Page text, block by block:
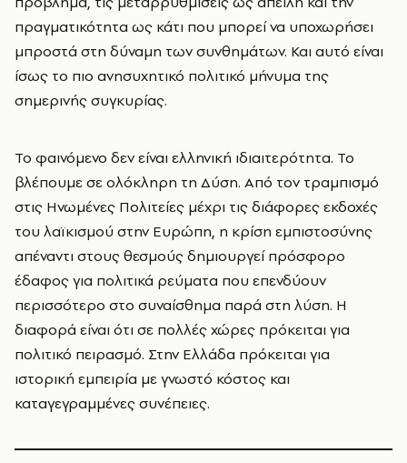
πραγματικότητα ως κάτι που μπορεί να υποχωρήσει
μπροστά στη δύναμη των συνθημάτων. Και αυτό είναι
ίσως το πιο ανησυχητικό πολιτικό μήνυμα της
σημερινής συγκυρίας.
Το φαινόμενο δεν είναι ελληνική ιδιαιτερότητα. Το
βλέπουμε σε ολόκληρη τη Δύση. Από τον τραμπισμό
στις Ηνωμένες Πολιτείες μέχρι τις διάφορες εκδοχές
του λαϊκισμού στην Ευρώπη, η κρίση εμπιστοσύνης
απέναντι στους θεσμούς δημιουργεί πρόσφορο
έδαφος για πολιτικά ρεύματα που επενδύουν
περισσότερο στο συναίσθημα παρά στη λύση. Η
διαφορά είναι ότι σε πολλές χώρες πρόκειται για
πολιτικό πειρασμό. Στην Ελλάδα πρόκειται για
ιστορική εμπειρία με γνωστό κόστος και
καταγεγραμμένες συνέπειες.